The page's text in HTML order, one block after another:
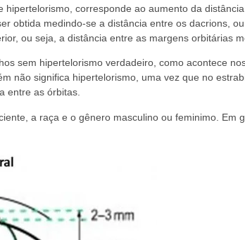
corresponde ao aumento da
obtida medindo-se a distância entre os dacrions,
ou seja, a distância entre as margens orbitárias
sem hipertelorismo verdadeiro, como acontece
não significa hipertelorismo, uma vez que no
entre as órbitas.
a raça e o gênero masculino ou feminimo. Em